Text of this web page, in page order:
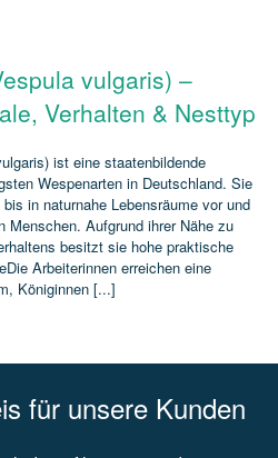
vulgaris) –
Verhalten & Nesttyp
ist eine staatenbildende
Wespenarten in Deutschland. Sie
in naturnahe Lebensräume vor und
Menschen. Aufgrund ihrer Nähe zu
besitzt sie hohe praktische
Arbeiterinnen erreichen eine
Königinnen [...]
für unsere Kunden